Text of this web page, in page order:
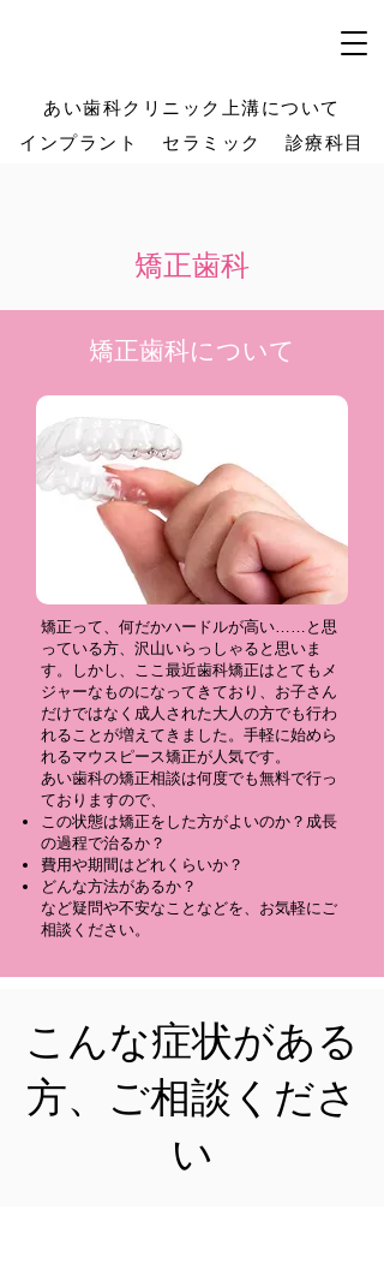
あい歯科クリニック上溝について
インプラント
セラミック 診療科目
矯正歯科
矯正歯科について
矯正って、何だかハードルが高い……と思
っている方、沢山いらっしゃると思いま
す。しかし、ここ最近歯科矯正はとてもメ
ジャーなものになってきており、お子さん
だけではなく成人された大人の方でも行わ
れることが増えてきました。 手軽に始めら
れるマウスピース矯正が人気です。
あい歯科の矯正相談は何度でも無料で行っ
ておりますので、
この状態は矯正をした方がよいのか？成長
の過程で治るか？
費用や期間はどれくらいか？
どんな方法があるか？
など疑問や不安なことなどを、お気軽にご
相談ください。
​こんな症状がある
方、ご相談くださ
い